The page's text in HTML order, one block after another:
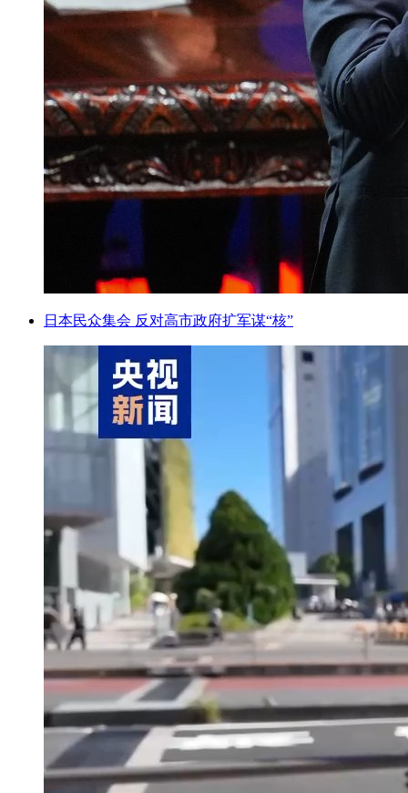
日本民众集会 反对高市政府扩军谋“核”